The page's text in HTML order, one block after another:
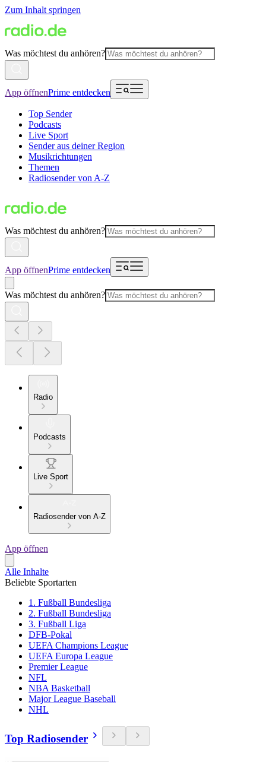
Zum Inhalt springen
Was möchtest du anhören?
App öffnenPrime entdecken
Top Sender
Podcasts
Live Sport
Sender aus deiner Region
Musikrichtungen
Themen
Radiosender von A-Z
Was möchtest du anhören?
App öffnenPrime entdecken
Was möchtest du anhören?
Radio
Podcasts
Live Sport
Radiosender von A-Z
App öffnen
Alle Inhalte
Beliebte Sportarten
1. Fußball Bundesliga
2. Fußball Bundesliga
3. Fußball Liga
DFB-Pokal
UEFA Champions League
UEFA Europa League
Premier League
NFL
NBA Basketball
Major League Baseball
NHL
Top Radiosender